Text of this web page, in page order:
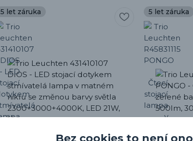
5 let záruka 5 let záruka
Bez cookies to není ono